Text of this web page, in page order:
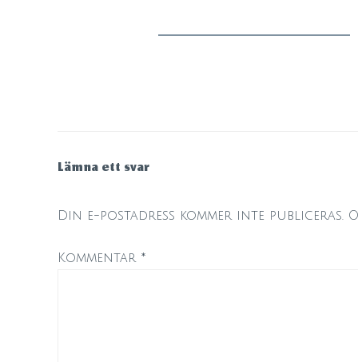
Lämna ett svar
Din e-postadress kommer inte publiceras.
Kommentar *